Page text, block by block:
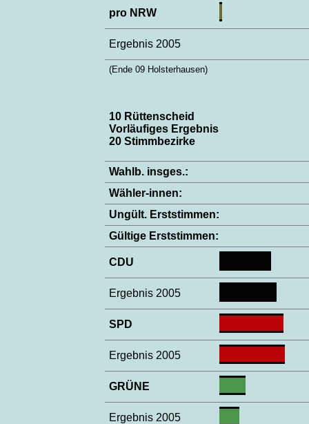
pro NRW
Ergebnis 2005
(Ende 09 Holsterhausen)
10 Rüttenscheid
Vorläufiges Ergebnis
20 Stimmbezirke
Wahlb. insges.:
Wähler-innen:
Ungült. Erststimmen:
Gültige Erststimmen:
CDU
Ergebnis 2005
SPD
Ergebnis 2005
GRÜNE
Ergebnis 2005